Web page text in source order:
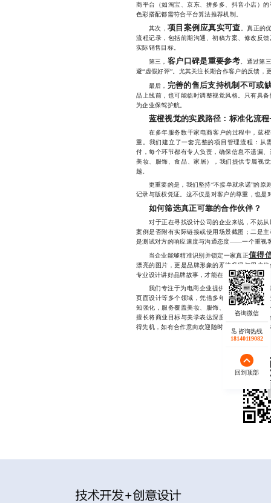
商平台（如淘宝、京东、拼多多、抖音小店）
色彩搭配都需符合平台算法推荐机制。
其次，项目案例应真实可查 。真正的
流程记录，包括前期沟通、初稿方案、修改反
实际销售目标。
第三， 客户口碑是重要参考。通过第
避“虚假好评”。尤其关注长期合作客户的反馈，
最后， 完善的售后支持机制不可或
品上线前，也可能临时调整视觉风格。只有具
为企业保驾护航。
蓝橙视觉的实践路径：标准化流
在多年服务数千家电商客户的过程中，蓝橙
重。我们建立了一套完整的项目管理流程：从
付，每个环节都有专人负责，确保信息不遗漏
美妆、服饰、食品、家居），我们提供专属视
越。
更重要的是，我们坚持“不接单就承诺”的原
记录与版权凭证。这不仅是对客户的尊重，也是
如何筛选真正可靠的合作伙伴？
对于正在寻找设计公司的企业来说，不妨从
案例是否附有实际链接或使用场景截图；二是
是测试对方的响应速度与沟通态度——一个重视
当企业能够精准识别并锁定一家真正值得
漂亮的图片，更是品牌形象的系统升级与用户
专业设计讲好品牌故事，才能在红海中脱颖而出
我们专注于为电商企业提供高品质的视觉设
页面设计等多个领域，凭借多年实战经验与稳
知强化，服务覆盖美妆、服饰、食品、家居等
擅长将商业目标与美学表达深度融合，确保每
得先机，如有合作意向欢迎随时联系17723342546
咨询热线
18140119082
回到顶部